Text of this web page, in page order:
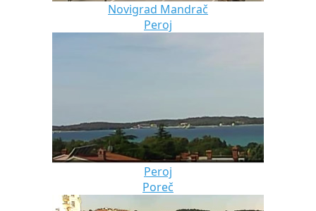
Novigrad Mandrač
Peroj
Peroj
Poreč